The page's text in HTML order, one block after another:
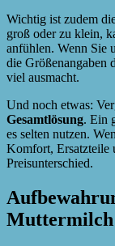
Wichtig ist zudem
groß oder zu klein,
anfühlen. Wenn Sie
die Größenangaben
viel ausmacht.
Und noch etwas:
Gesamtlösung. Ein
es selten nutzen.
Komfort, Ersatzteile
Preisunterschied.
Muttermilch